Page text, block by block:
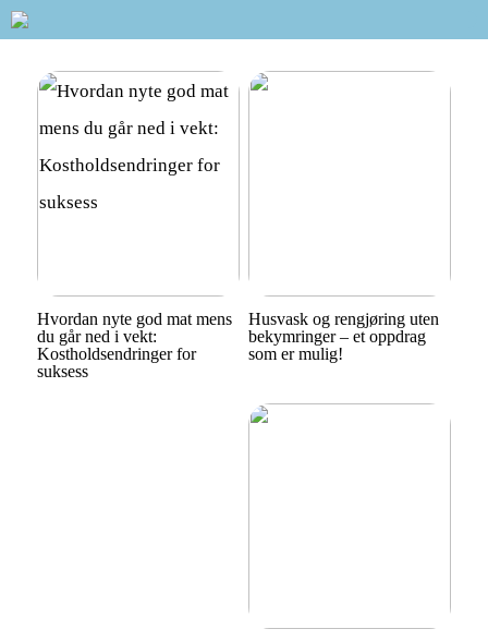
Hvordan nyte god mat mens
du går ned i vekt:
Kostholdsendringer for
suksess
Husvask og rengjøring uten
bekymringer – et oppdrag
som er mulig!